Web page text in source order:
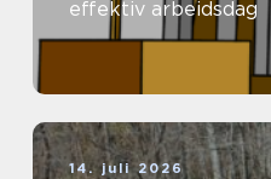
effektiv arbeidsdag
14. juli 2026